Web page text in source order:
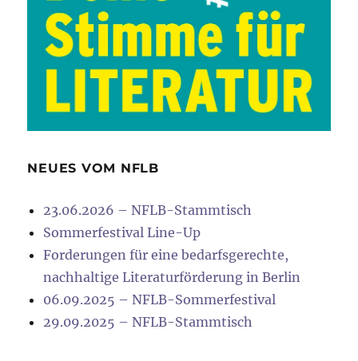
NEUES VOM NFLB
23.06.2026 – NFLB-Stammtisch
Sommerfestival Line-Up
Forderungen für eine bedarfsgerechte,
nachhaltige Literaturförderung in Berlin
06.09.2025 – NFLB-Sommerfestival
29.09.2025 – NFLB-Stammtisch